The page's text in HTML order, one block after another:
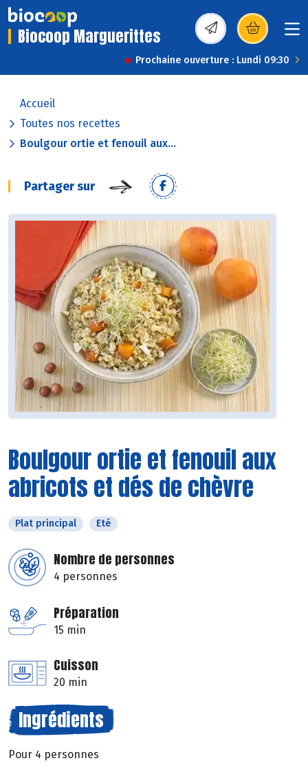
Biocoop Marguerittes (s’ouvre dans une
Prochaine ouverture : Lundi 09:30
Accueil
Toutes nos recettes
Boulgour ortie et fenouil aux...
Partager sur
Boulgour ortie et fenouil aux
abricots et dés de chèvre
Plat principal Eté
Nombre de personnes
4 personnes
Préparation
15 min
Cuisson
20 min
Ingrédients
Pour 4 personnes